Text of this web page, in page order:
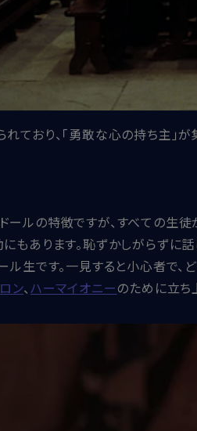
ており、「勇敢な心の持ち主」
ールの特徴ですが、すべての生
もあります。恥ずかしがらずに
ル生です。一見すると小心者で、
ロン、 ハーマイオニーのために立ち